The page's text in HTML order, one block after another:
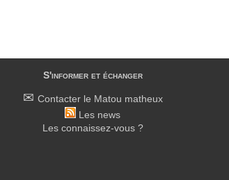
S'informer et échanger
Contacter le Matou matheux
Les news
Les connaissez-vous ?